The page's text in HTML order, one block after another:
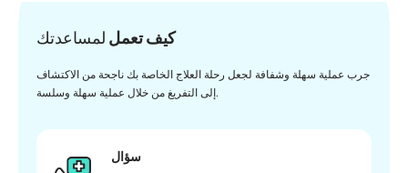
كيف تعمل لمساعدتك
جرب عملية سهلة وشفافة لجعل رحلة العلاج الخاصة بك ناجحة من الاكتشاف
إلى التفريغ من خلال عملية سهلة وسلسة.
سؤال